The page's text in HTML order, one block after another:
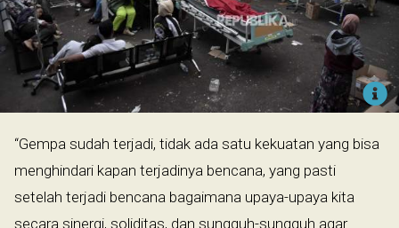
“Gempa sudah terjadi, tidak ada satu kekuatan yang bisa
menghindari kapan terjadinya bencana, yang pasti
setelah terjadi bencana bagaimana upaya-upaya kita
secara sinergi, soliditas, dan sungguh-sungguh agar